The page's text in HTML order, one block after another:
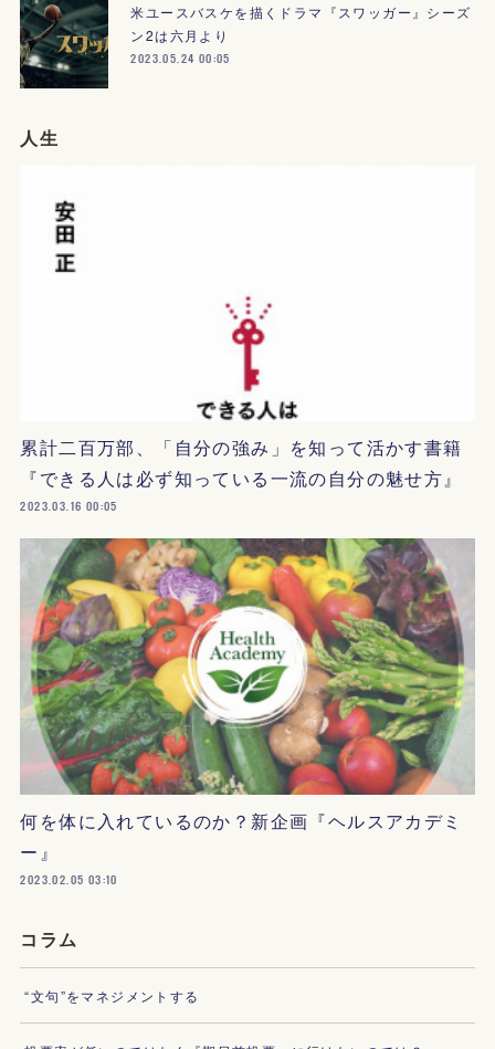
米ユースバスケを描くドラマ『スワッガー』シーズ
ン2は六月より
2023.05.24 00:05
人生
累計二百万部、「自分の強み」を知って活かす書籍
『できる人は必ず知っている一流の自分の魅せ方』
2023.03.16 00:05
何を体に入れているのか？新企画『ヘルスアカデミ
ー』
2023.02.05 03:10
コラム
“文句”をマネジメントする